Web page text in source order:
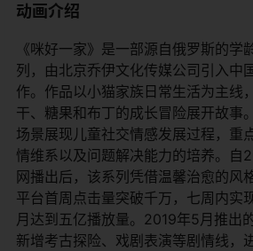
动画介绍
《咪好一家》是一部源自俄罗斯的学
列，由北京乔伊文化传媒公司引入中
作。作品以小猫家族日常生活为主线
干、糖果和布丁的成长冒险展开故事
场景展现儿童社交情感发展过程，重
情维系以及问题解决能力的培养。自
网播出后，该系列凭借温馨治愈的风
平台首周点击量突破千万，七周内实
月达到五亿播放量。2019年5月推出
新增考古探险、戏剧表演等剧情线，